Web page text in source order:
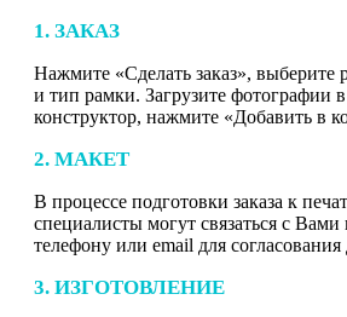
1. ЗАКАЗ
Нажмите «Сделать заказ», выберите
и тип рамки. Загрузите фотографии
конструктор, нажмите «Добавить в
2. МАКЕТ
В процессе подготовки заказа к
специалисты могут связаться с
телефону или email для согласования
3. ИЗГОТОВЛЕНИЕ